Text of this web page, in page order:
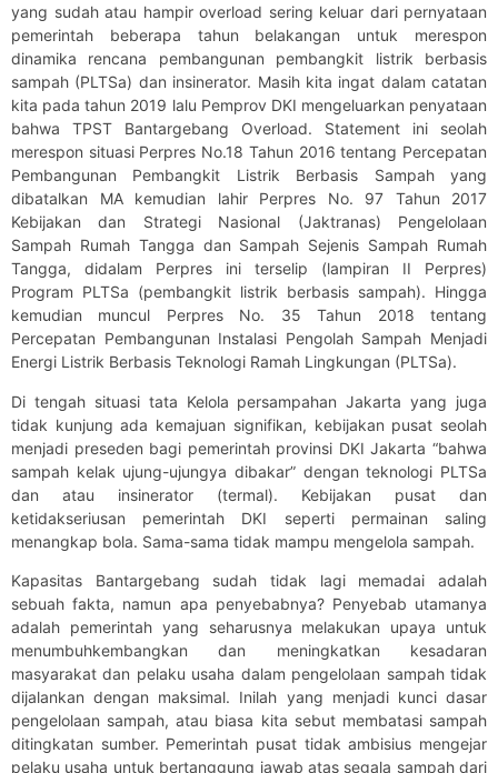
yang sudah atau hampir overload sering keluar dari pernyataan
pemerintah beberapa tahun belakangan untuk merespon
dinamika rencana pembangunan pembangkit listrik berbasis
sampah (PLTSa) dan insinerator. Masih kita ingat dalam catatan
kita pada tahun 2019 lalu Pemprov DKI mengeluarkan penyataan
bahwa TPST Bantargebang Overload. Statement ini seolah
merespon situasi Perpres No.18 Tahun 2016 tentang Percepatan
Pembangunan Pembangkit Listrik Berbasis Sampah yang
dibatalkan MA kemudian lahir Perpres No. 97 Tahun 2017
Kebijakan dan Strategi Nasional (Jaktranas) Pengelolaan
Sampah Rumah Tangga dan Sampah Sejenis Sampah Rumah
Tangga, didalam Perpres ini terselip (lampiran II Perpres)
Program PLTSa (pembangkit listrik berbasis sampah). Hingga
kemudian muncul Perpres No. 35 Tahun 2018 tentang
Percepatan Pembangunan Instalasi Pengolah Sampah Menjadi
Energi Listrik Berbasis Teknologi Ramah Lingkungan (PLTSa).
Di tengah situasi tata Kelola persampahan Jakarta yang juga
tidak kunjung ada kemajuan signifikan, kebijakan pusat seolah
menjadi preseden bagi pemerintah provinsi DKI Jakarta “bahwa
sampah kelak ujung-ujungya dibakar” dengan teknologi PLTSa
dan atau insinerator (termal). Kebijakan pusat dan
ketidakseriusan pemerintah DKI seperti permainan saling
menangkap bola. Sama-sama tidak mampu mengelola sampah.
Kapasitas Bantargebang sudah tidak lagi memadai adalah
sebuah fakta, namun apa penyebabnya? Penyebab utamanya
adalah pemerintah yang seharusnya melakukan upaya untuk
menumbuhkembangkan dan meningkatkan kesadaran
masyarakat dan pelaku usaha dalam pengelolaan sampah tidak
dijalankan dengan maksimal. Inilah yang menjadi kunci dasar
pengelolaan sampah, atau biasa kita sebut membatasi sampah
ditingkatan sumber. Pemerintah pusat tidak ambisius mengejar
pelaku usaha untuk bertanggung jawab atas segala sampah dari